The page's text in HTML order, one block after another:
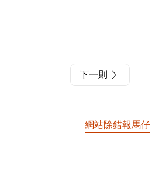
下一則
網站除錯報馬仔